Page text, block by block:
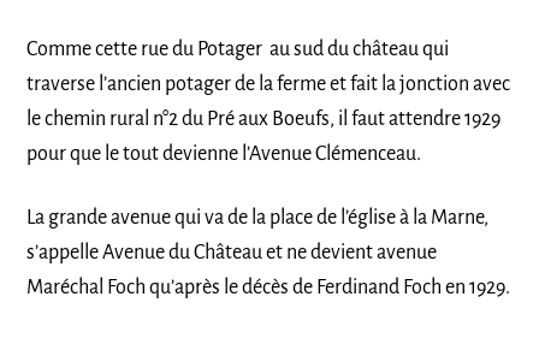
Comme cette rue du Potager au sud du château qui
traverse l’ancien potager de la ferme et fait la jonction avec
le chemin rural n°2 du Pré aux Boeufs, il faut attendre 1929
pour que le tout devienne l’Avenue Clémenceau.
La grande avenue qui va de la place de l’église à la Marne,
s’appelle Avenue du Château et ne devient avenue
Maréchal Foch qu’après le décès de Ferdinand Foch en 1929.